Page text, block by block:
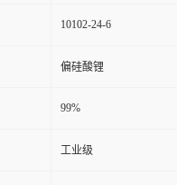
10102-24-6
偏硅酸锂
99%
工业级